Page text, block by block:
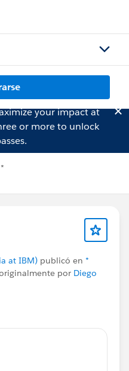
your impact at
or more to unlock
at IBM) publicó en *
por Diego